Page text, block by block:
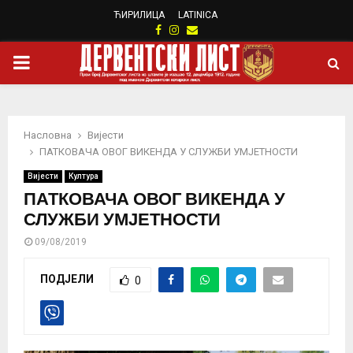
ЋИРИЛИЦА LATINICA
Facebook
Instagram
Email
PRIMARY
Насловна
Вијести
ПАТКОВАЧА ОВОГ ВИКЕНДА У СЛУЖБИ УМЈЕТНОСТИ
Вијести Култура
ПАТКОВАЧА ОВОГ ВИКЕНДА У
СЛУЖБИ УМЈЕТНОСТИ
09/08/2019
ПОДЈЕЛИ 0